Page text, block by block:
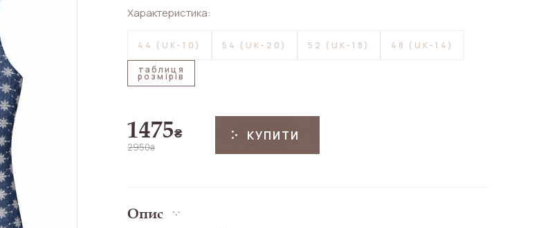
Характеристика:
44 (UK-10) 54 (UK-20) 52 (UK-18) 48 (UK-14)
таблиця
розмірів
1475₴
2950₴
КУПИТИ
Опис